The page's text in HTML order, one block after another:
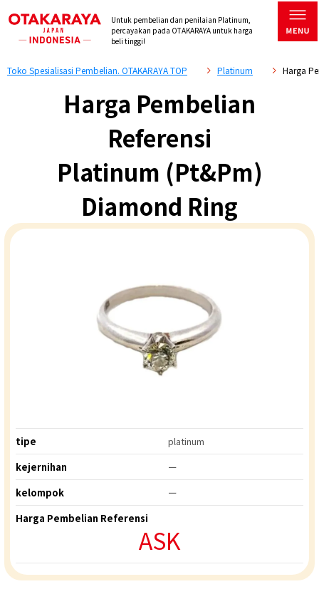
Untuk pembelian dan penilaian Platinum,
percayakan pada OTAKARAYA untuk harga
beli tinggi!
Toko Spesialisasi Pembelian. OTAKARAYA TOP Platinum Harga
Harga Pembelian
Referensi
Platinum (Pt&Pm)
Diamond Ring
tipe
platinum
kejernihan
ー
kelompok
ー
Harga Pembelian Referensi
ASK